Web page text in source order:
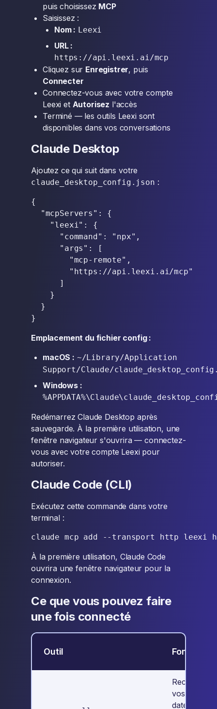
puis choisissez MCP
Saisissez :
Nom : Leexi
URL :
https://api.leexi.ai/mcp
Cliquez sur Enregistrer, puis
Connecter
Connectez-vous avec votre compte
Leexi et Autorisez l'accès
Terminé — les outils Leexi sont
disponibles dans vos conversations
Claude Desktop
Ajoutez ce qui suit dans votre
claude_desktop_config.json :
{
  "mcpServers": {
    "leexi": {
      "command": "npx",
      "args": [
        "mcp-remote",
        "https://api.leexi.ai/mcp"
      ]
    }
  }
Emplacement du fichier config :
macOS : ~/Library/Application
Support/Claude/
Windows :
Redémarrez Claude Desktop après
sauvegarde. À la première utilisation, une
fenêtre navigateur s'ouvrira — connectez-
vous avec votre compte Leexi pour
autoriser.
Claude Code (CLI)
Exécutez cette commande dans votre
terminal :
À la première utilisation, Claude Code
ouvrira une fenêtre navigateur pour la
connexion.
Ce que vous pouvez faire
une fois connecté
Outil Fonction
Recherchez
vos appels
date,